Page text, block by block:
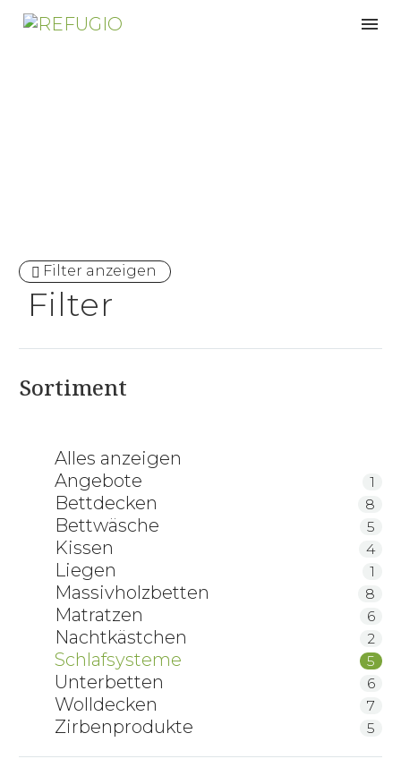
Filter anzeigen
Filter
Sortiment
Alles anzeigen
Angebote
1
Bettdecken 8
Bettwäsche 5
Kissen 4
Liegen 1
Massivholzbetten 8
Matratzen 6
Nachtkästchen 2
Schlafsysteme 5
Unterbetten 6
Wolldecken 7
Zirbenprodukte 5